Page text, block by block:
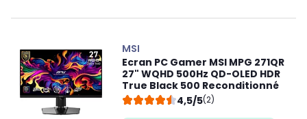
MSI
Ecran PC Gamer MSI MPG 271QR
27" WQHD 500Hz QD-OLED HDR
True Black 500 Reconditionné
4,5/5(2)